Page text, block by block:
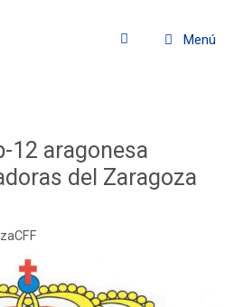
Menú
12 aragonesa
del Zaragoza